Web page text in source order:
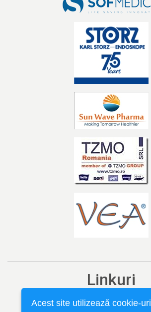
Linkuri
Ediția curentă
Acest site utilizează cookie-uri